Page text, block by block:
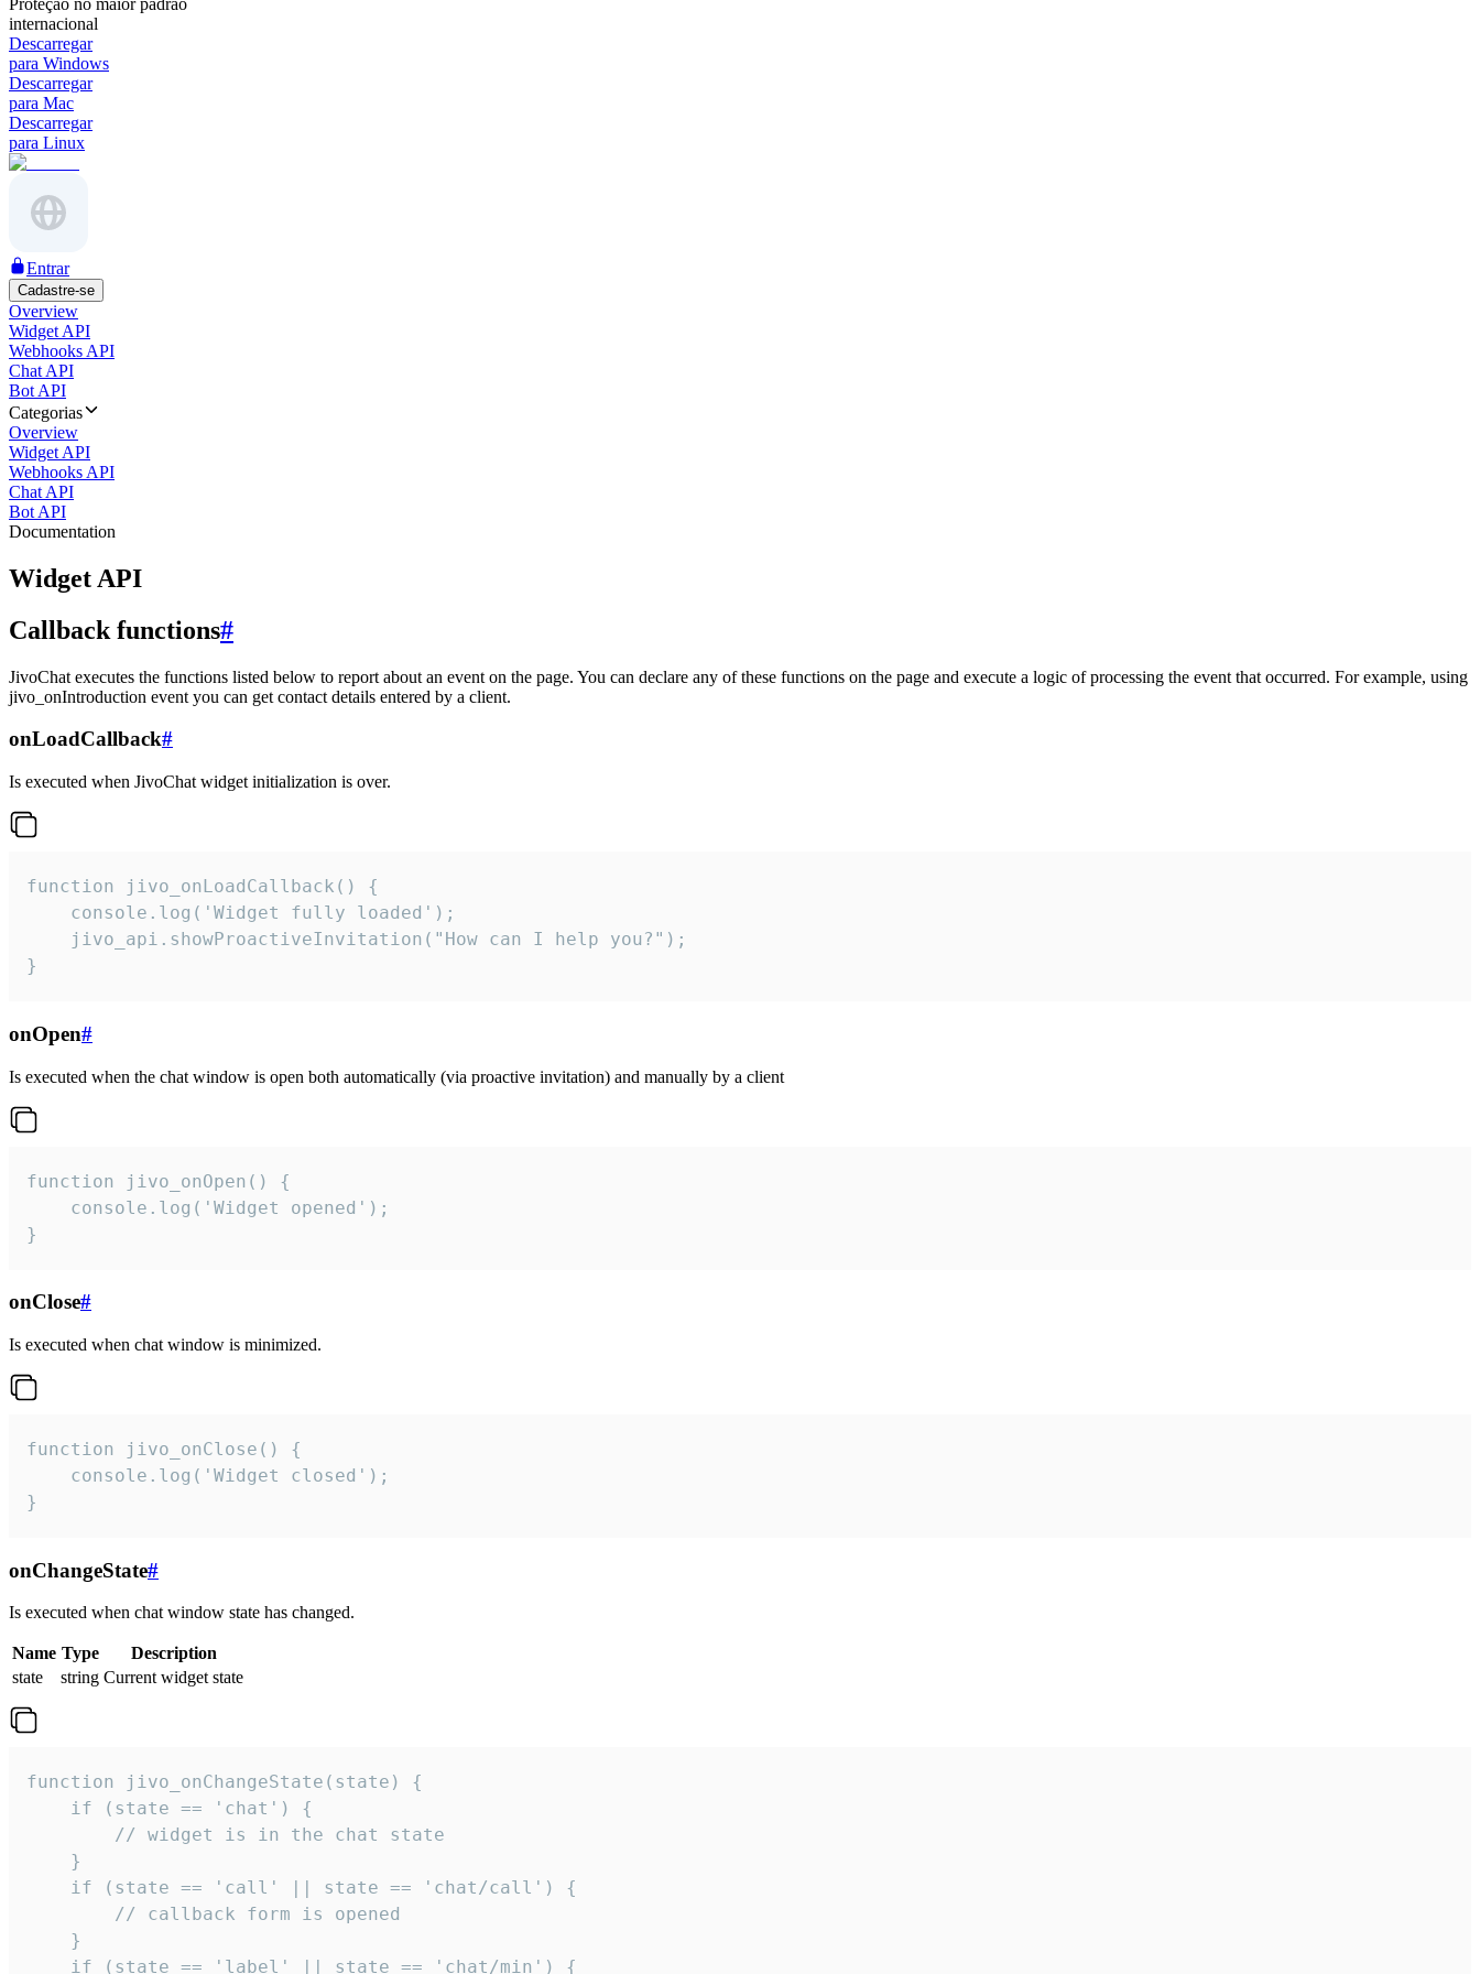
Proteção no maior padrão
internacional
Descarregar
para Windows
Descarregar
para Mac
Descarregar
para Linux
Entrar
Cadastre-se
Overview
Widget API
Webhooks API
Chat API
Bot API
Categorias
Overview
Widget API
Webhooks API
Chat API
Bot API
Documentation
Widget API
Callback functions#
JivoChat executes the functions listed below to report about an event on the page. You can declare any of these functions on the page and execute a logic of processing the event that occurred. For example, using
jivo_onIntroduction event you can get contact details entered by a client.
onLoadCallback#
Is executed when JivoChat widget initialization is over.
function jivo_onLoadCallback() {
    console.log('Widget fully loaded');
    jivo_api.showProactiveInvitation("How can I help you?");
}
onOpen#
Is executed when the chat window is open both automatically (via proactive invitation) and manually by a client
function jivo_onOpen() {
    console.log('Widget opened');
}
onClose#
Is executed when chat window is minimized.
function jivo_onClose() {
    console.log('Widget closed');
}
onChangeState#
Is executed when chat window state has changed.
Name Type
Description
state
string Current widget state
function jivo_onChangeState(state) {
    if (state == 'chat') {
        // widget is in the chat state
    }
    if (state == 'call' || state == 'chat/call') {
        // callback form is opened
    }
    if (state == 'label' || state == 'chat/min') {